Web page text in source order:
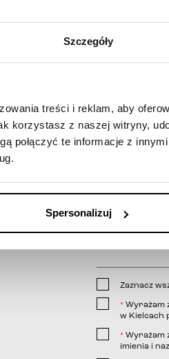
Szczegóły
treści i reklam, aby
korzystasz z naszej witryny,
połączyć te informacje z
Spersonalizuj
telefon*
Zaznacz
* Wyrażam
w Kielcach
* Wyrażam
imienia i